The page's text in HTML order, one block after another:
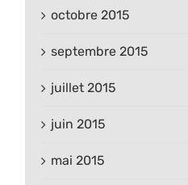
octobre 2015
septembre 2015
juillet 2015
juin 2015
mai 2015